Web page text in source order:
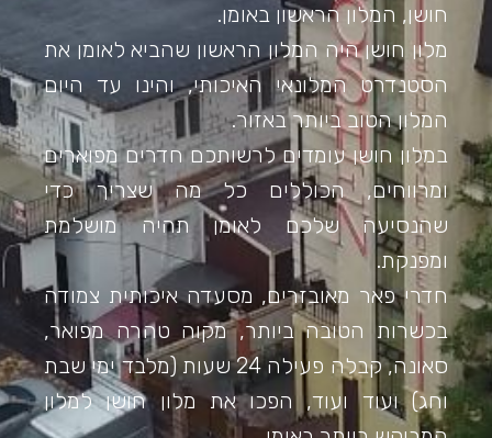
חושן, המלון הראשון באומן.
מלון חושן היה המלון הראשון שהביא לאומן את
הסטנדרט המלונאי האיכותי, והינו עד היום
המלון הטוב ביותר באזור.
במלון חושן עומדים לרשותכם חדרים מפוארים
ומרווחים, הכוללים כל מה שצריך כדי
שהנסיעה שלכם לאומן תהיה מושלמת
ומפנקת.
חדרי פאר מאובזרים, מסעדה איכותית צמודה
בכשרות הטובה ביותר, מקוה טהרה מפואר,
סאונה, קבלה פעילה 24 שעות (מלבד ימי שבת
וחג) ועוד ועוד, הפכו את מלון חושן למלון